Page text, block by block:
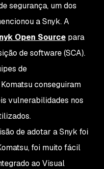
segurança, um dos
a Snyk. A
Open Source para
de software (SCA).
de
conseguiram
vulnerabilidades nos
de adotar a Snyk foi
foi muito fácil
ao Visual